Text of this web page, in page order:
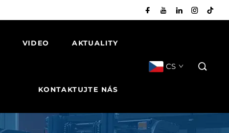
VIDEO AKTUALITY
KONTAKTUJTE NÁS
CS